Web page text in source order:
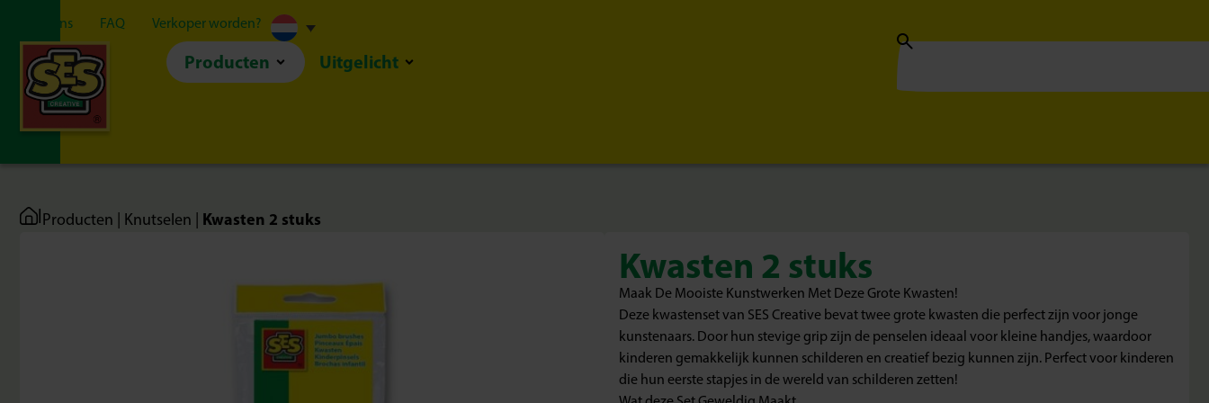
Over ons FAQ Verkoper worden?
Producten Uitgelicht
|Producten Knutselen Kwasten 2 stuks
Kwasten 2 stuks
Maak De Mooiste Kunstwerken Met Deze Grote Kwasten!
Deze kwastenset van SES Creative bevat twee grote kwasten die perfect zijn voor jonge
kunstenaars. Door hun stevige grip zijn de penselen ideaal voor kleine handjes, waardoor
kinderen gemakkelijk kunnen schilderen en creatief bezig kunnen zijn. Perfect voor kinderen
die hun eerste stapjes in de wereld van schilderen zetten!